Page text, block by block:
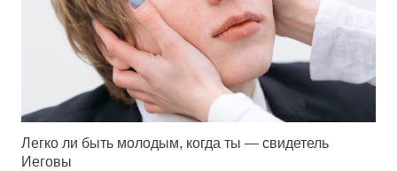
Легко ли быть молодым, когда ты — свидетель
Иеговы